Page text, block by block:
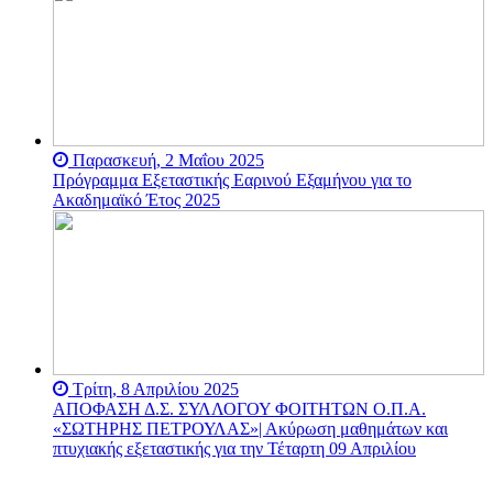
Το ακαδημαϊκό
τους για την υπεράσπιση
της αυτόνομης
δημοκρατικής
διακυβέρνησης των
δημόσιων πανεπιστημίων.
Η Ακαδημία είναι μόνιμα
με την ιδιωτική ασφάλεια
να τους παρακολουθεί σε
κάθε τους κίνηση και
αποκλεισμένη από
οδοφράγματα και
Παρασκευή, 2 Μαΐου 2025
Πρόγραμμα Εξεταστικής Εαρινού Εξαμήνου για το
Ακαδημαϊκό Έτος 2025
Τρίτη, 8 Απριλίου 2025
ΑΠΟΦΑΣΗ Δ.Σ. ΣΥΛΛΟΓΟΥ ΦΟΙΤΗΤΩΝ Ο.Π.Α.
«ΣΩΤΗΡΗΣ ΠΕΤΡΟΥΛΑΣ»| Ακύρωση μαθημάτων και
πτυχιακής εξεταστικής για την Τέταρτη 09 Απριλίου